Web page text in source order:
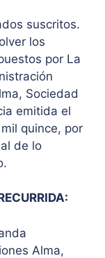
suscritos.
los
por La
Sociedad
emitida el
quince, por
de lo
Alma,